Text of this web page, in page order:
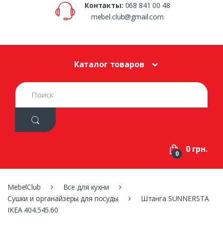
Контакты: 068 841 00 48
mebel.club@gmail.com
Каталог товаров
S
e
h
:
0 0 грн.
MebelClub
Все для кухни
Сушки и органайзеры для посуды
Штанга SUNNERSTA
IKEA 404.545.60